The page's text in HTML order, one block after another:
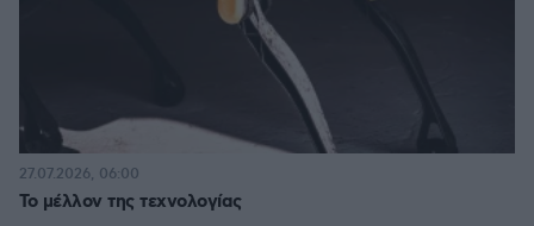
Το μέλλον της τεχνολογίας
27.07.2026, 06:00